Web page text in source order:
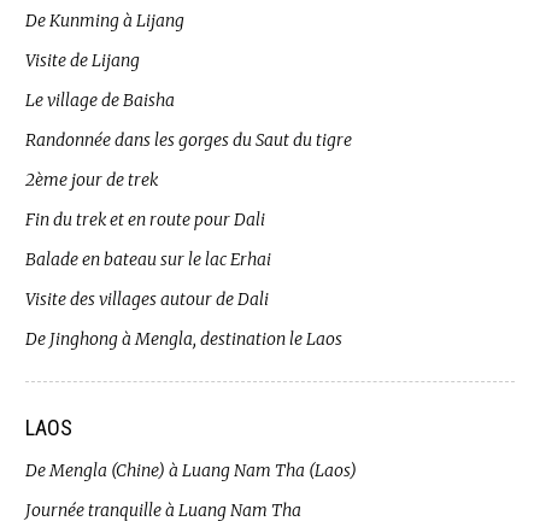
De Kunming à Lijang
Visite de Lijang
Le village de Baisha
Randonnée dans les gorges du Saut du tigre
2ème jour de trek
Fin du trek et en route pour Dali
Balade en bateau sur le lac Erhai
Visite des villages autour de Dali
De Jinghong à Mengla, destination le Laos
LAOS
De Mengla (Chine) à Luang Nam Tha (Laos)
Journée tranquille à Luang Nam Tha